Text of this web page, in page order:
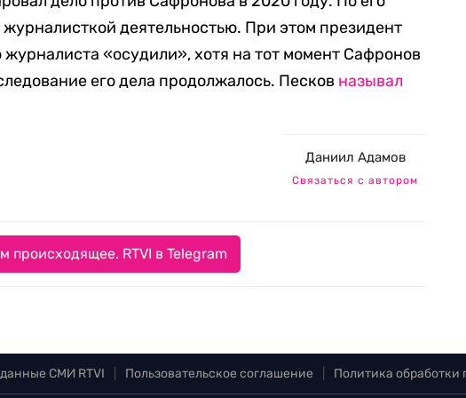
журналисткой деятельностью. При этом президент
журналиста «осудили», хотя на тот момент Сафронов
его дела продолжалось. Песков называл
Даниил Адамов
Связаться с автором
происходящее. RTVI в Telegram
СМИ RTVI Пользовательское соглашение Политика